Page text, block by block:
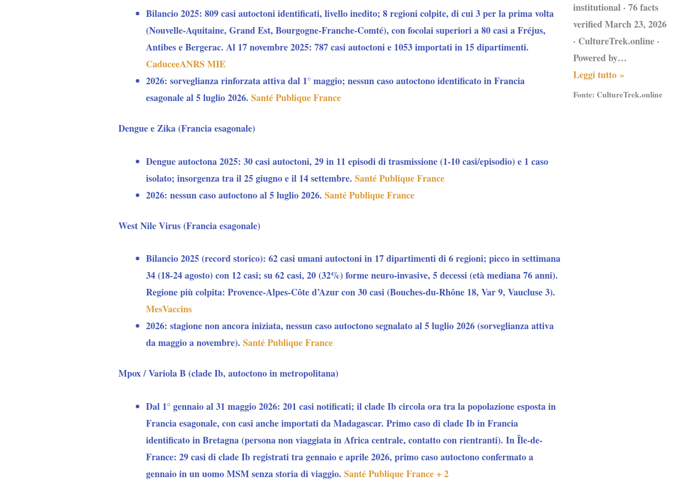
Bilancio 2025: 809 casi autoctoni identificati, livello inedito; 8 regioni colpite, di cui 3 per la prima volta
(Nouvelle-Aquitaine, Grand Est, Bourgogne-Franche-Comté), con focolai superiori a 80 casi a Fréjus,
Antibes e Bergerac. Al 17 novembre 2025: 787 casi autoctoni e 1053 importati in 15 dipartimenti.
CaduceeANRS MIE
2026: sorveglianza rinforzata attiva dal 1° maggio; nessun caso autoctono identificato in Francia
esagonale al 5 luglio 2026. Santé Publique France
Dengue e Zika (Francia esagonale)
Dengue autoctona 2025: 30 casi autoctoni, 29 in 11 episodi di trasmissione (1-10 casi/episodio) e 1 caso
isolato; insorgenza tra il 25 giugno e il 14 settembre. Santé Publique France
2026: nessun caso autoctono al 5 luglio 2026. Santé Publique France
West Nile Virus (Francia esagonale)
Bilancio 2025 (record storico): 62 casi umani autoctoni in 17 dipartimenti di 6 regioni; picco in settimana
34 (18-24 agosto) con 12 casi; su 62 casi, 20 (32%) forme neuro-invasive, 5 decessi (età mediana 76 anni).
Regione più colpita: Provence-Alpes-Côte d’Azur con 30 casi (Bouches-du-Rhône 18, Var 9, Vaucluse 3).
MesVaccins
2026: stagione non ancora iniziata, nessun caso autoctono segnalato al 5 luglio 2026 (sorveglianza attiva
da maggio a novembre). Santé Publique France
Mpox / Variola B (clade Ib, autoctono in metropolitana)
Dal 1° gennaio al 31 maggio 2026: 201 casi notificati; il clade Ib circola ora tra la popolazione esposta in
Francia esagonale, con casi anche importati da Madagascar. Primo caso di clade Ib in Francia
identificato in Bretagna (persona non viaggiata in Africa centrale, contatto con rientranti). In Île-de-
France: 29 casi di clade Ib registrati tra gennaio e aprile 2026, primo caso autoctono confermato a
gennaio in un uomo MSM senza storia di viaggio. Santé Publique France + 2
institutional · 76 facts
verified March 23, 2026
· CultureTrek.online ·
Powered by…
Leggi tutto »
Fonte:CultureTrek.online